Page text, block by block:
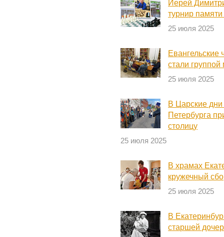
Иерей
турнир
25 июля 2025
Евангельские
стали
25 июля 2025
В Царские
Петербурга
столицу
25 июля 2025
В храмах
кружечный
25 июля 2025
В
старшей